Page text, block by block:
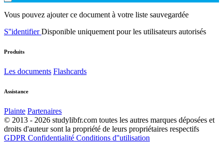
Vous pouvez ajouter ce document à votre liste sauvegardée
S''identifierDisponible uniquement pour les utilisateurs autorisés
Produits
Les documents Flashcards
Assistance
Plainte Partenaires
© 2013 - 2026 studylibfr.com toutes les autres marques déposées et
droits d'auteur sont la propriété de leurs propriétaires respectifs
GDPR Confidentialité Conditions d''utilisation